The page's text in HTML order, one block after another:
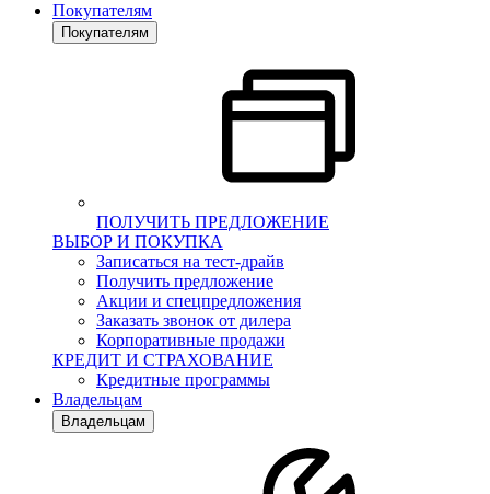
Покупателям
Покупателям
ПОЛУЧИТЬ ПРЕДЛОЖЕНИЕ
ВЫБОР И ПОКУПКА
Записаться на тест-драйв
Получить предложение
Акции и спецпредложения
Заказать звонок от дилера
Корпоративные продажи
КРЕДИТ И СТРАХОВАНИЕ
Кредитные программы
Владельцам
Владельцам